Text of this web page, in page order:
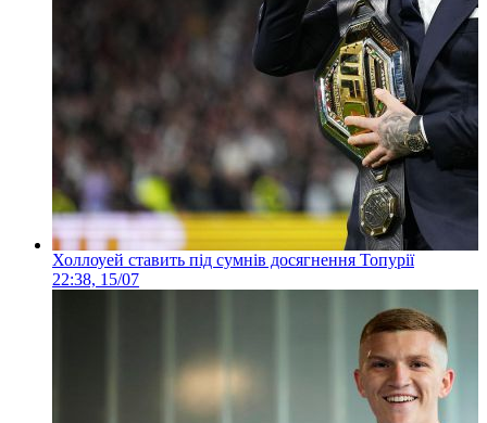
Холлоуей ставить під сумнів досягнення Топурії
22:38, 15/07